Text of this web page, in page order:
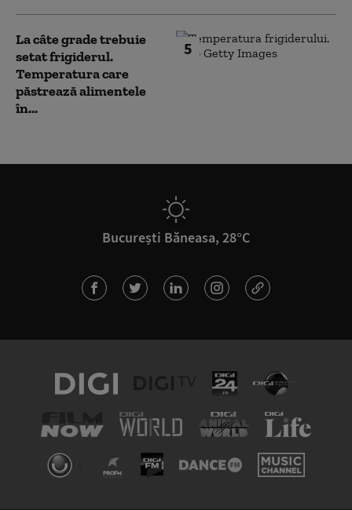
5
La câte grade trebuie
setat frigiderul.
Temperatura care
păstrează alimentele
în...
București Băneasa, 28°C